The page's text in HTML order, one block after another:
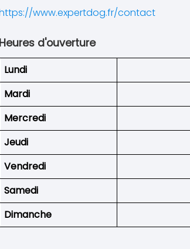
www.expertdog.fr/contact
Heures d'ouverture
Lundi
Mardi
Mercredi
Jeudi
Vendredi
Samedi
Dimanche